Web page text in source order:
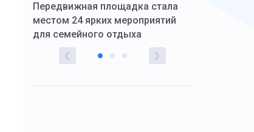
Передвижная площадка стала
местом 24 ярких мероприятий
для семейного отдыха